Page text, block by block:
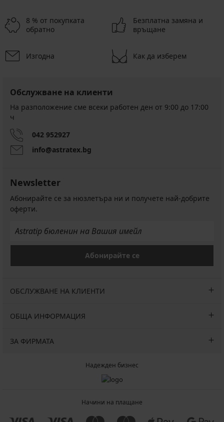
8 % от покупката
обратно
Безплатна замяна и
връщане
Изгодна Как да изберем
Обслужване на клиенти
На разположение сме всеки работен ден от 9:00 до 17:00
ч
042 952927
info@astratex.bg
Newsletter
Абонирайте се за нюзлетъра ни и получете най-добрите
оферти.
Абонирайте се
ОБСЛУЖВАНЕ НА КЛИЕНТИ
ОБЩА ИНФОРМАЦИЯ
ЗА ФИРМАТА
Надежден бизнес
Начини на плащане